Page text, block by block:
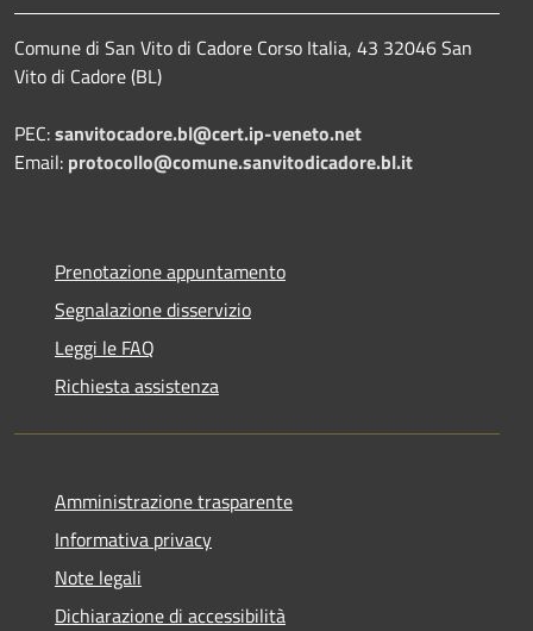
Comune di San Vito di Cadore Corso Italia, 43 32046 San
Vito di Cadore (BL)
PEC:sanvitocadore.bl@cert.ip-veneto.net
Email: protocollo@comune.sanvitodicadore.bl.it
Prenotazione appuntamento
Segnalazione disservizio
Leggi le FAQ
Richiesta assistenza
Amministrazione trasparente
Informativa privacy
Note legali
Dichiarazione di accessibilità